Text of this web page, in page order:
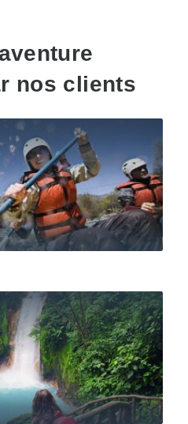
nos clients